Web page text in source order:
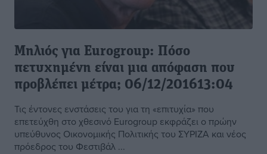
Μηλιός για Eurogroup: Πόσο
πετυχημένη είναι μια απόφαση που
προβλέπει μέτρα; 06/12/201613:04
Τις έντονες ενστάσεις του για τη «επιτυχία» που
επετεύχθη στο χθεσινό Eurogroup εκφράζει ο πρώην
υπεύθυνος Οικονομικής Πολιτικής του ΣΥΡΙΖΑ και νέος
πρόεδρος του Φεστιβάλ ...